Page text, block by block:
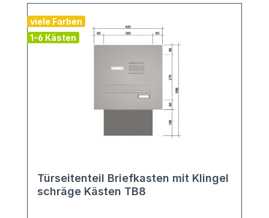
viele Farben
1-6 Kästen
Türseitenteil Briefkasten mit Klingel
schräge Kästen TB8